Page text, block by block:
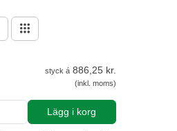
styck á 886,25 kr.
(inkl. moms)
Lägg i korg